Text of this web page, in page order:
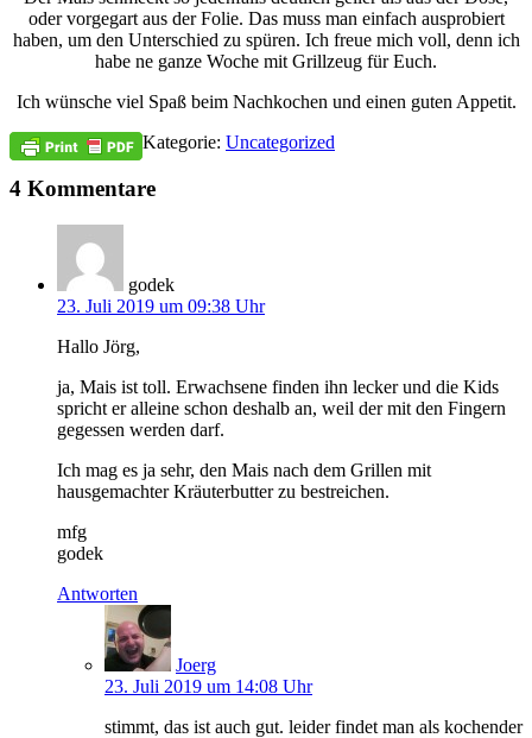
oder vorgegart aus der Folie. Das muss man einfach ausprobiert
haben, um den Unterschied zu spüren. Ich freue mich voll, denn ich
habe ne ganze Woche mit Grillzeug für Euch.
Ich wünsche viel Spaß beim Nachkochen und einen guten Appetit.
Kategorie: Uncategorized
4 Kommentare
godek
23. Juli 2019 um 09:38 Uhr
Hallo Jörg,
ja, Mais ist toll. Erwachsene finden ihn lecker und die Kids
spricht er alleine schon deshalb an, weil der mit den Fingern
gegessen werden darf.
Ich mag es ja sehr, den Mais nach dem Grillen mit
hausgemachter Kräuterbutter zu bestreichen.
mfg
godek
Antworten
Joerg
23. Juli 2019 um 14:08 Uhr
stimmt, das ist auch gut. leider findet man als kochender